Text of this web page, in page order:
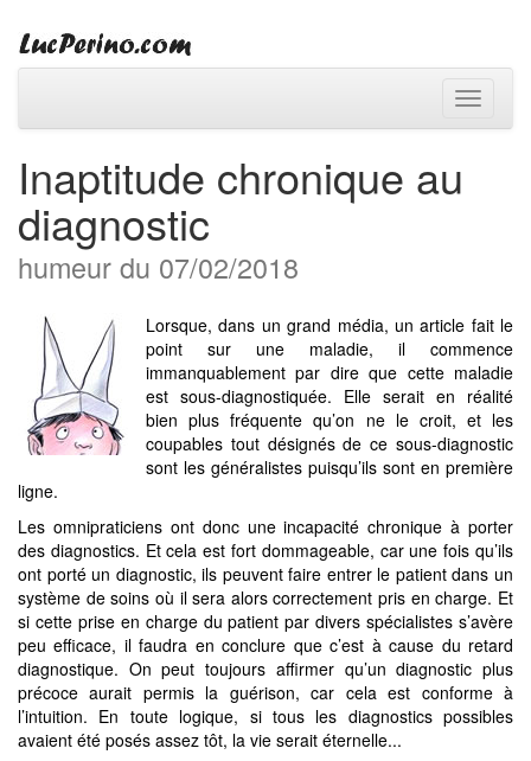
Toggle
Inaptitude chronique au
diagnostic
humeur du 07/02/2018
Lorsque, dans un grand média, un article fait le
point sur une maladie, il commence
immanquablement par dire que cette maladie
est sous-diagnostiquée. Elle serait en réalité
bien plus fréquente qu’on ne le croit, et les
coupables tout désignés de ce sous-diagnostic
sont les généralistes puisqu’ils sont en première
ligne.
Les omnipraticiens ont donc une incapacité chronique à porter
des diagnostics. Et cela est fort dommageable, car une fois qu’ils
ont porté un diagnostic, ils peuvent faire entrer le patient dans un
système de soins où il sera alors correctement pris en charge. Et
si cette prise en charge du patient par divers spécialistes s’avère
peu efficace, il faudra en conclure que c’est à cause du retard
diagnostique. On peut toujours affirmer qu’un diagnostic plus
précoce aurait permis la guérison, car cela est conforme à
l’intuition. En toute logique, si tous les diagnostics possibles
avaient été posés assez tôt, la vie serait éternelle...